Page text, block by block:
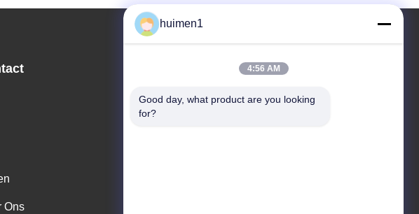
Ons
Adres
No. 1-3, Shuiniupu Street, Yongxing Village, Baiyun
huimen1
4:56 AM
Good day, what product are you looking
for?